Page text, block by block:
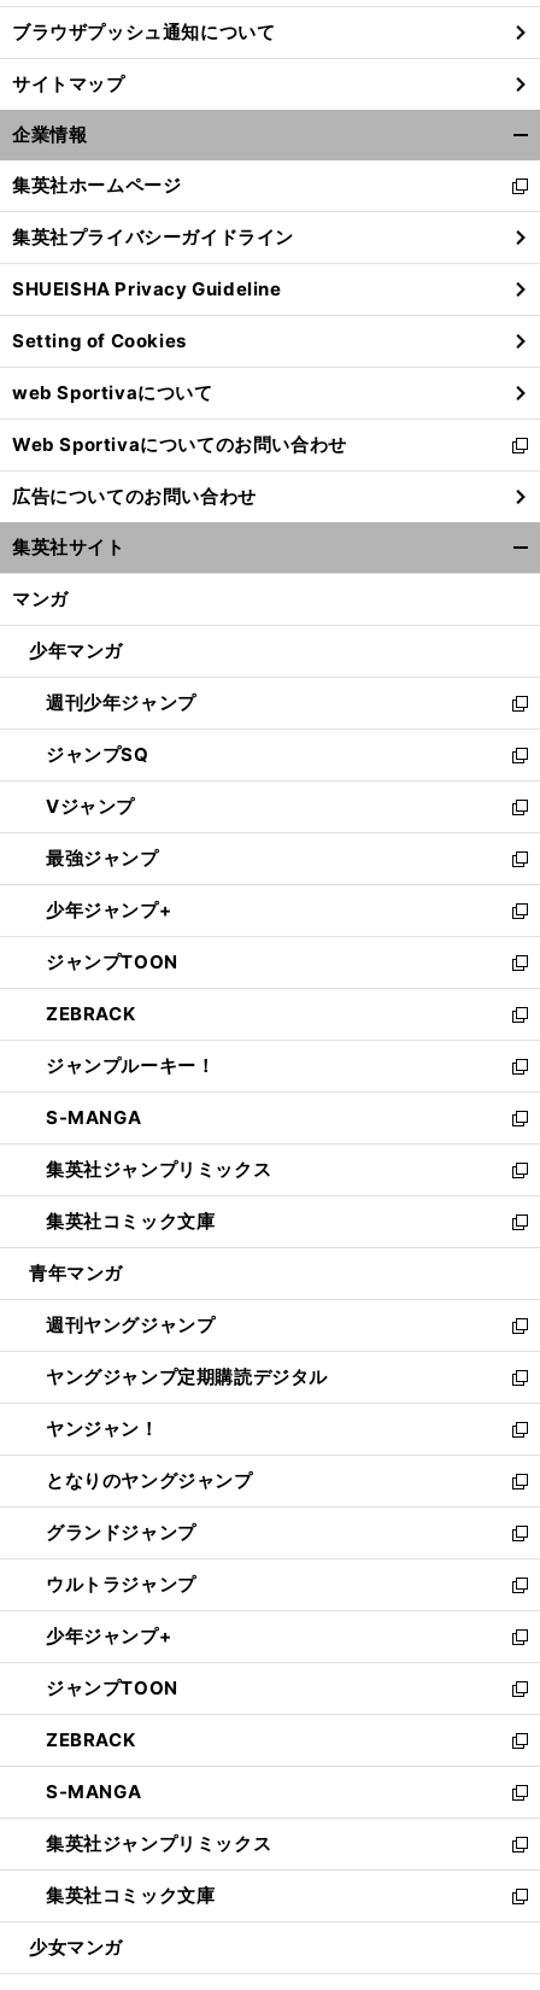
ブラウザプッシュ通知について
サイトマップ
企業情報
閉
る
集英社ホームページ
新
し
い
ウ
ィ
ン
ド
ウ
で
開
く
集英社プライバシーガイドライン
SHUEISHA Privacy Guideline
Setting of Cookies
web Sportivaについて
Web Sportivaについてのお問い合わせ
新
し
い
ウ
ィ
ン
ウ
開
く
広告についてのお問い合わせ
集英社サイト
マンガ
少年マンガ
週刊少年ジャンプ
新
し
い
ウ
ィ
ン
ド
ウ
で
開
く
ジャンプSQ
新
し
い
ウ
ィ
ン
ド
ウ
で
開
く
Vジャンプ
新
し
い
ウ
ィ
ン
ド
ウ
で
開
く
最強ジャンプ
新
し
い
ウ
ィ
ン
ド
ウ
で
開
く
少年ジャンプ+
新
し
い
ウ
ィ
ン
ド
ウ
で
開
く
ジャンプTOON
新
し
い
ウ
ィ
ン
ド
ウ
で
開
く
ZEBRACK
新
し
い
ウ
ィ
ン
ド
ウ
で
開
ジャンプルーキー！
新
し
い
ウ
ィ
ン
ド
ウ
開
く
S-MANGA
新
し
い
ウ
ィ
ン
ウ
で
開
く
集英社ジャンプリミックス
新
し
い
ウ
ン
ド
ウ
で
開
く
集英社コミック文庫
新
し
ウ
ィ
ン
ド
ウ
で
開
く
青年マンガ
週刊ヤングジャンプ
新
し
い
ウ
ィ
ン
ド
ウ
で
開
く
ヤングジャンプ定期購読デジタル
新
し
い
ウ
ィ
ン
ド
ウ
で
開
く
ヤンジャン！
新
し
い
ウ
ィ
ン
ド
ウ
で
開
く
となりのヤングジャンプ
新
し
い
ウ
ィ
ン
ド
ウ
で
開
く
グランドジャンプ
新
し
い
ウ
ィ
ン
ド
ウ
で
開
く
ウルトラジャンプ
新
し
い
ウ
ィ
ン
ド
ウ
で
開
く
少年ジャンプ+
新
し
い
ウ
ィ
ン
ド
ウ
で
開
く
ジャンプTOON
新
し
い
ウ
ィ
ン
ド
ウ
で
開
ZEBRACK
新
し
い
ウ
ィ
ン
ド
ウ
開
S-MANGA
新
し
い
ウ
ィ
ン
ウ
集英社ジャンプリミックス
新
し
い
ウ
ン
集英社コミック文庫
新
し
ウ
少女マンガ